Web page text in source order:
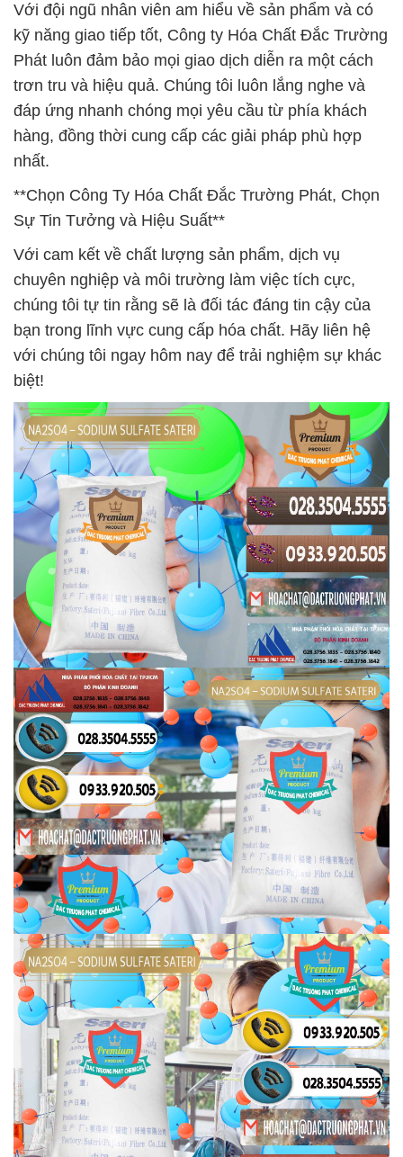
Với đội ngũ nhân viên am hiểu về sản phẩm và có
kỹ năng giao tiếp tốt, Công ty Hóa Chất Đắc Trường
Phát luôn đảm bảo mọi giao dịch diễn ra một cách
trơn tru và hiệu quả. Chúng tôi luôn lắng nghe và
đáp ứng nhanh chóng mọi yêu cầu từ phía khách
hàng, đồng thời cung cấp các giải pháp phù hợp
nhất.
**Chọn Công Ty Hóa Chất Đắc Trường Phát, Chọn
Sự Tin Tưởng và Hiệu Suất**
Với cam kết về chất lượng sản phẩm, dịch vụ
chuyên nghiệp và môi trường làm việc tích cực,
chúng tôi tự tin rằng sẽ là đối tác đáng tin cậy của
bạn trong lĩnh vực cung cấp hóa chất. Hãy liên hệ
với chúng tôi ngay hôm nay để trải nghiệm sự khác
biệt!